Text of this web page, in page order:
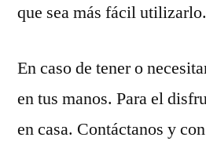
que sea más fácil utilizarlo.
En caso de tener o
en tus manos. Para el
en casa. Contáctanos y